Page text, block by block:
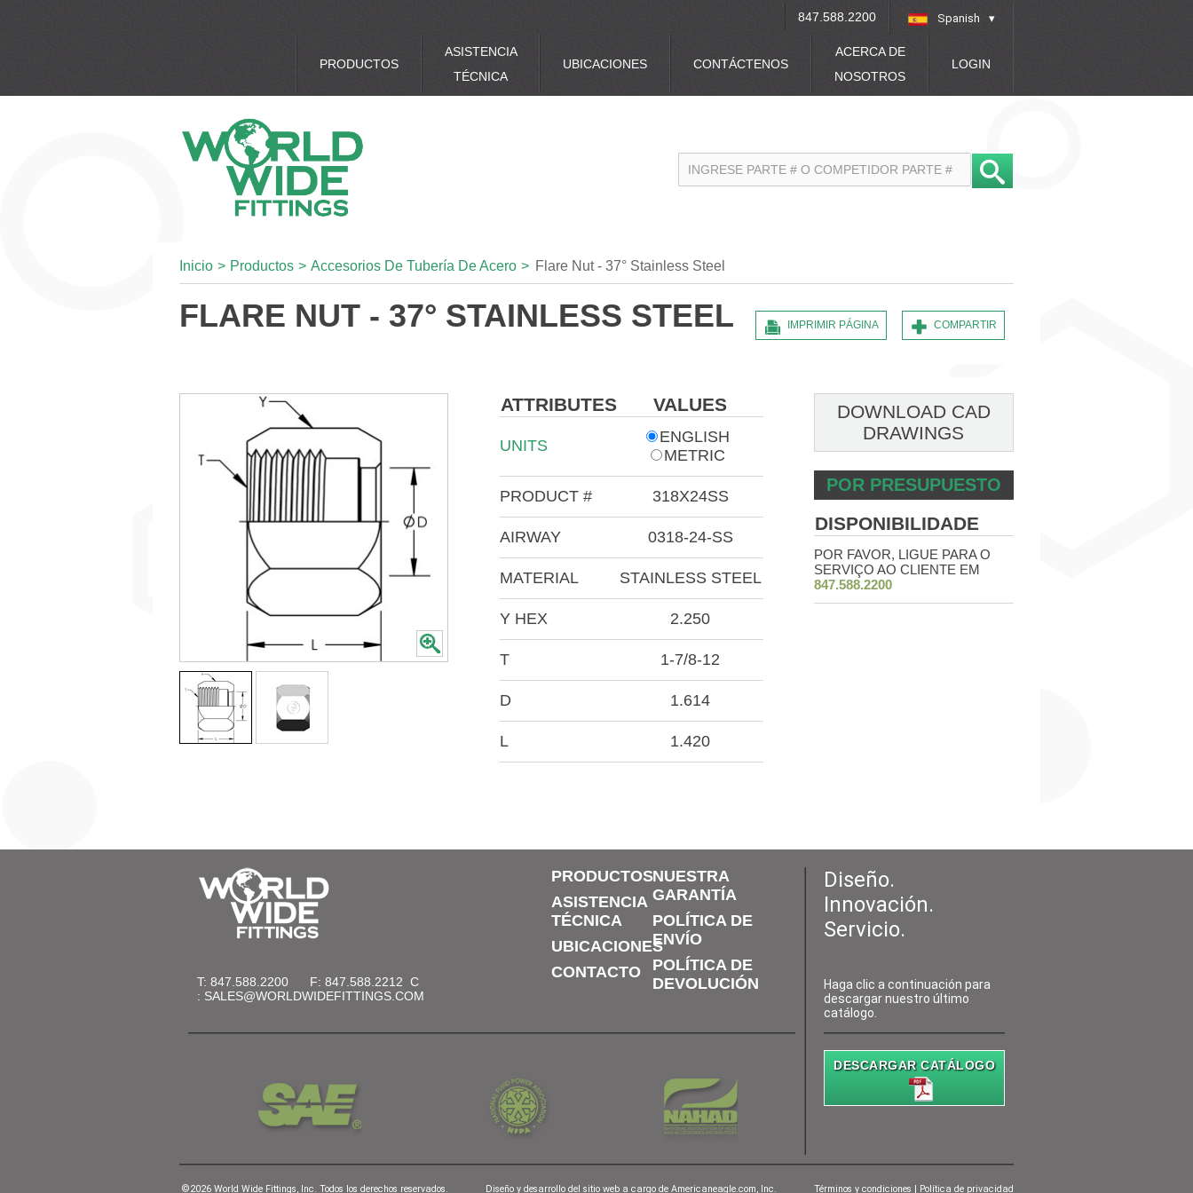
Spanish
847.588.2200
PRODUCTOS
ASISTENCIA
TÉCNICA
UBICACIONES CONTÁCTENOS
ACERCA DE
NOSOTROS
LOGIN
Inicio > Productos > Accesorios De Tubería De Acero > Flare Nut - 37° Stainless Steel
FLARE NUT - 37° STAINLESS STEEL COMPARTIR
IMPRIMIR PÁGINA
ATTRIBUTES VALUES
UNITS
ENGLISH
METRIC
PRODUCT # 318X24SS
AIRWAY 0318-24-SS
MATERIAL STAINLESS STEEL
Y HEX 2.250
T 1-7/8-12
D 1.614
L 1.420
DOWNLOAD CAD
DRAWINGS
POR PRESUPUESTO
DISPONIBILIDADE
POR FAVOR, LIGUE PARA O
SERVIÇO AO CLIENTE EM
847.588.2200
T: 847.588.2200 F: 847.588.2212 C
: SALES@WORLDWIDEFITTINGS.COM
PRODUCTOS
ASISTENCIA
TÉCNICA
UBICACIONES
CONTACTO
NUESTRA
GARANTÍA
POLÍTICA DE
ENVÍO
POLÍTICA DE
DEVOLUCIÓN
Diseño.
Innovación.
Servicio.
Haga clic a continuación para
descargar nuestro último
catálogo.
DESCARGAR CATÁLOGO
©2026 World Wide Fittings, Inc. Todos los derechos reservados. Diseño y desarrollo del sitio web a cargo deAmericaneagle.com, Inc. Términos y condiciones | Política de privacidad